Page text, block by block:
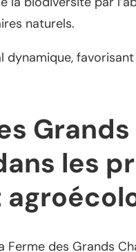
naturels.
dynamique,
les
Ferme des Grands